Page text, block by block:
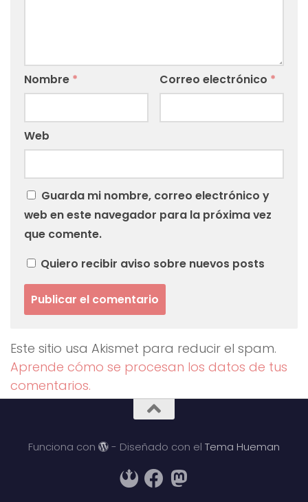
Nombre * Correo electrónico *
Web
Guarda mi nombre, correo electrónico y
web en este navegador para la próxima vez
que comente.
Quiero recibir aviso sobre nuevos posts
Este sitio usa Akismet para reducir el spam.
Aprende cómo se procesan los datos de tus
comentarios.
Funciona con - Diseñado con el Tema Hueman